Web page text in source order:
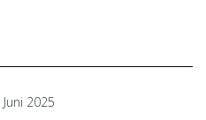
Juni 2025